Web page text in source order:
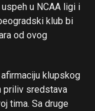
u NCAA ligi i
klub bi
od ovog
klupskog
priliv sredstava
tima. Sa druge